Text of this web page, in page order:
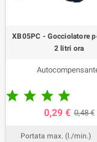
XB05PC - Gocciolatore
2 litri ora
   
0,29 € 0,48 €
Portata max. (l./min.)